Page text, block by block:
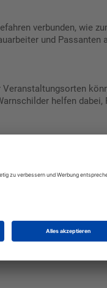
verbunden, wie
und
helfen
vor Hindernissen“ an
Verengungen oder
Warnschilder vor